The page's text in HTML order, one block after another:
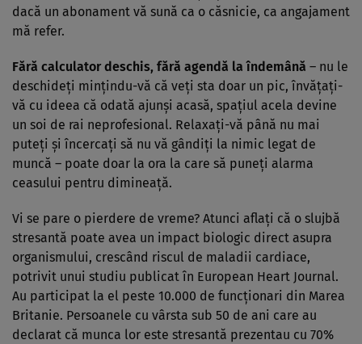
dacă un abonament vă sună ca o căsnicie, ca angajament
mă refer.
Fără calculator deschis, fără agendă la îndemână – nu le
deschideţi minţindu-vă că veţi sta doar un pic, învăţaţi-
vă cu ideea că odată ajunşi acasă, spaţiul acela devine
un soi de rai neprofesional. Relaxaţi-vă până nu mai
puteţi şi încercaţi să nu vă gândiţi la nimic legat de
muncă – poate doar la ora la care să puneţi alarma
ceasului pentru dimineaţă.
Vi se pare o pierdere de vreme? Atunci aflaţi că o slujbă
stresantă poate avea un impact biologic direct asupra
organismului, crescând riscul de maladii cardiace,
potrivit unui studiu publicat în European Heart Journal.
Au participat la el peste 10.000 de funcţionari din Marea
Britanie. Persoanele cu vârsta sub 50 de ani care au
declarat că munca lor este stresantă prezentau cu 70%